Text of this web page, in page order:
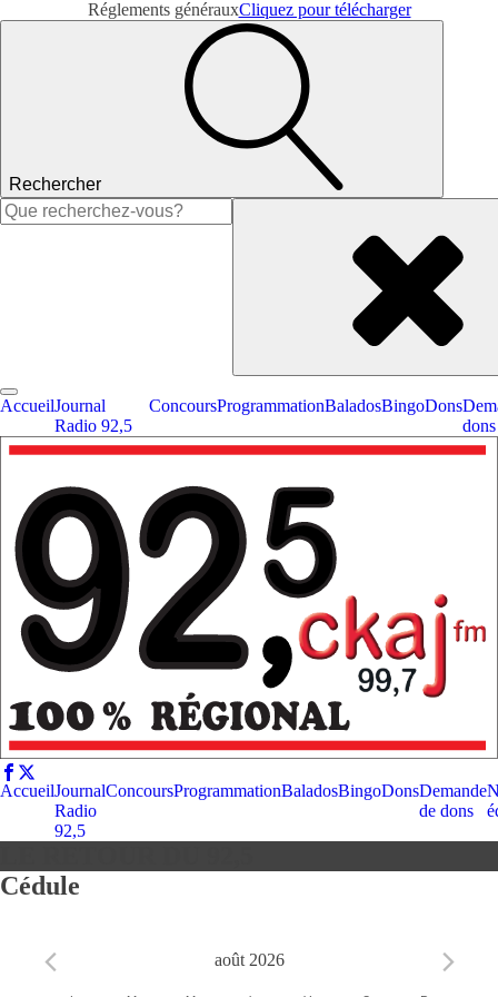
Réglements générauxCliquez pour télécharger
Rechercher
Rechercher :
AccueilJournal
Radio 92,5
ConcoursProgrammationBaladosBingoDons
dons
AccueilJournal
Radio
92,5
ConcoursProgrammationBaladosBingoDonsDemande
de dons
Cédule
août 2026